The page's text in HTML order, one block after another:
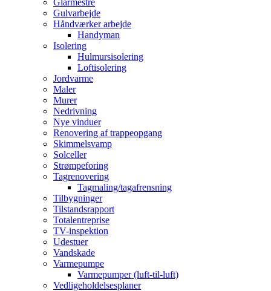
Glarmestre
Gulvarbejde
Håndværker arbejde
Handyman
Isolering
Hulmursisolering
Loftisolering
Jordvarme
Maler
Murer
Nedrivning
Nye vinduer
Renovering af trappeopgang
Skimmelsvamp
Solceller
Strømpeforing
Tagrenovering
Tagmaling/tagafrensning
Tilbygninger
Tilstandsrapport
Totalentreprise
TV-inspektion
Udestuer
Vandskade
Varmepumpe
Varmepumper (luft-til-luft)
Vedligeholdelsesplaner